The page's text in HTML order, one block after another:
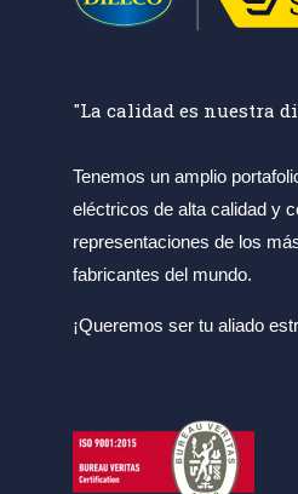
"La calidad es nuestra
Tenemos un amplio
eléctricos de alta calidad y
representaciones de los
fabricantes del mundo.
¡Queremos ser tu aliado